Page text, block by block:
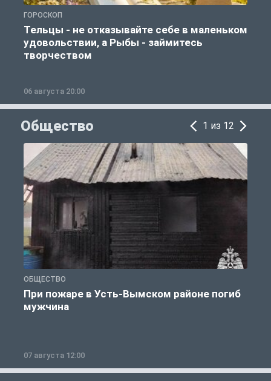
ГОРОСКОП
Тельцы - не отказывайте себе в маленьком
удовольствии, а Рыбы - займитесь
творчеством
06 августа 20:00
Общество 1 из 12
ОБЩЕСТВО
При пожаре в Усть-Вымском районе погиб
мужчина
07 августа 12:00